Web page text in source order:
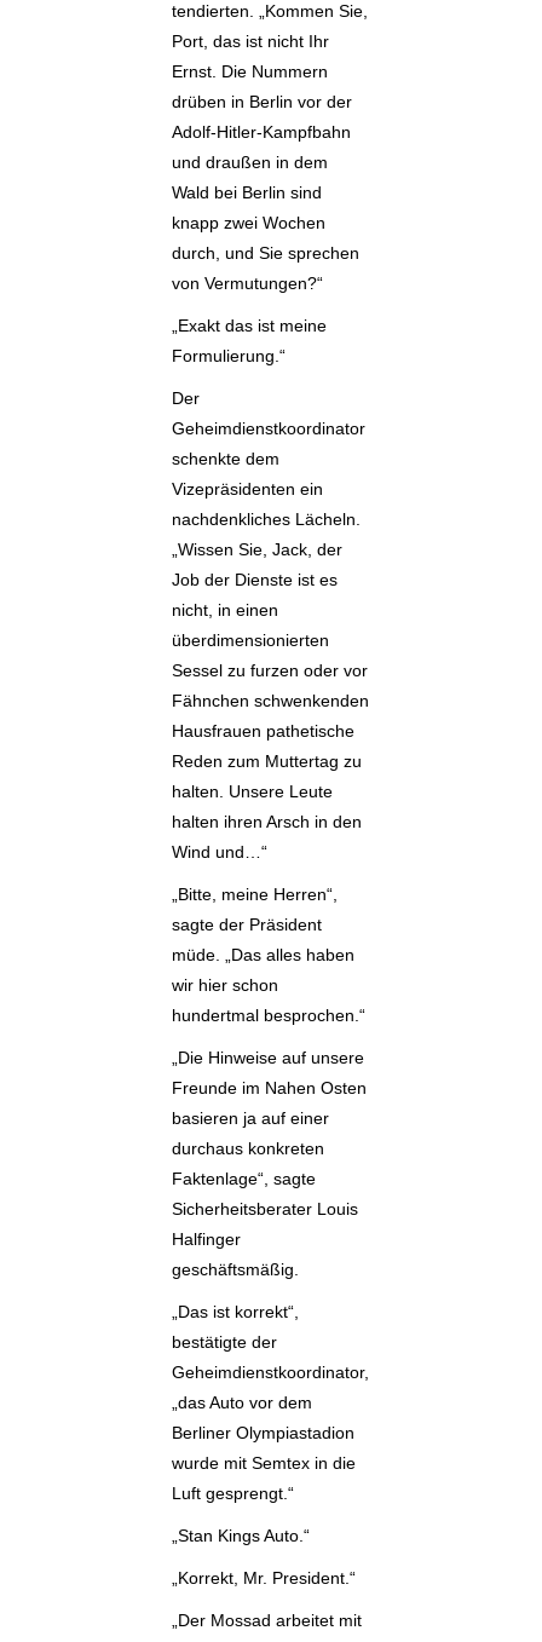
tendierten. „Kommen Sie,
Port, das ist nicht Ihr
Ernst. Die Nummern
drüben in Berlin vor der
Adolf-Hitler-Kampfbahn
und draußen in dem
Wald bei Berlin sind
knapp zwei Wochen
durch, und Sie sprechen
von Vermutungen?“
„Exakt das ist meine
Formulierung.“
Der
Geheimdienstkoordinator
schenkte dem
Vizepräsidenten ein
nachdenkliches Lächeln.
„Wissen Sie, Jack, der
Job der Dienste ist es
nicht, in einen
überdimensionierten
Sessel zu furzen oder vor
Fähnchen schwenkenden
Hausfrauen pathetische
Reden zum Muttertag zu
halten. Unsere Leute
halten ihren Arsch in den
Wind und…“
„Bitte, meine Herren“,
sagte der Präsident
müde. „Das alles haben
wir hier schon
hundertmal besprochen.“
„Die Hinweise auf unsere
Freunde im Nahen Osten
basieren ja auf einer
durchaus konkreten
Faktenlage“, sagte
Sicherheitsberater Louis
Halfinger
geschäftsmäßig.
„Das ist korrekt“,
bestätigte der
Geheimdienstkoordinator,
„das Auto vor dem
Berliner Olympiastadion
wurde mit Semtex in die
Luft gesprengt.“
„Stan Kings Auto.“
„Korrekt, Mr. President.“
„Der Mossad arbeitet mit